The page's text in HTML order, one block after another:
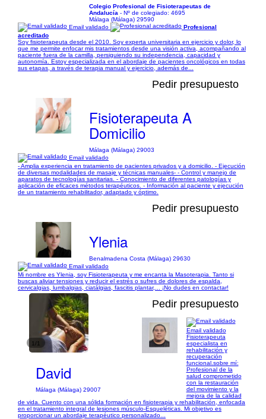
Colegio Profesional de Fisioterapeutas de
Andalucía - Nº de colegiado: 4695
Málaga (Málaga) 29590
Email validado
Profesional
acreditado
Soy fisioterapeuta desde el 2010. Soy experta universitaria en ejercicio y dolor, lo
que me permite enfocar mis tratamientos desde una visión activa, acompañando al
paciente fuera de la camilla, persiguiendo su independencia, capacidad y
autonomía. Estoy especializada en el abordaje de pacientes oncológicos en todas
sus etapas, a través de terapia manual y ejercicio, además de...
Pedir presupuesto
Fisioterapeuta A
Domicilio
Málaga (Málaga) 29003
Email validado
- Amplia experiencia en tratamiento de pacientes privados y a domicilio. - Ejecución
de diversas modalidades de masaje y técnicas manuales- - Control y manejo de
aparatos de tecnologías sanitarias. - Conocimiento de diferentes patologías y
aplicación de eficaces métodos terapéuticos. - Información al paciente y ejecución
de un tratamiento rehabilitador, adaptado y óptimo.
Pedir presupuesto
Ylenia
Benalmadena Costa (Málaga) 29630
Email validado
Mi nombre es Ylenia, soy Fisioterapeuta y me encanta la Masoterapia. Tanto si
buscas aliviar tensiones y reducir el estrés o sufres de dolores de espalda,
cervicalgias, lumbalgias, ciatálgias, fascitis plantar,... ¡No dudes en contactar!
1/1
Pedir presupuesto
David
Málaga (Málaga) 29007
Email validado
Fisioterapeuta
especialista en
rehabilitación y
recuperación
funcional. ​sobre mí:
Profesional de la
salud comprometido
con la restauración
del movimiento y la
mejora de la calidad
de vida. Cuento con una sólida formación en fisioterapia y rehabilitación, enfocada
en el tratamiento integral de lesiones músculo-Esqueléticas. Mi objetivo es
proporcionar un abordaje terapéutico personalizado...